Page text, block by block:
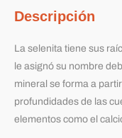
Descripción
La selenita tiene sus
le asignó su nombre
mineral se forma a
profundidades de las
elementos como el